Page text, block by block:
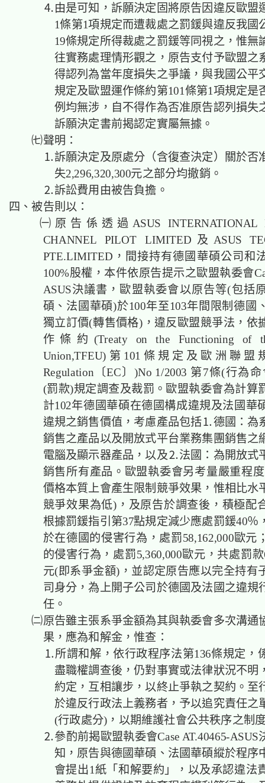
⒋由是可知，訴願決定固將原告因違反歐盟
1條第1項規定而遭裁處之罰鍰與違反我國
19條規定所得裁處之罰鍰等同視之，惟無
往實務處理情形觀之，原告支付予歐盟之
得認列為當年度損失之爭議，與我國公平
規定及歐盟運作條約第101條第1項規定是
例均無涉，自不得作為否准原告認列損失
訴願決定書前揭認定實屬無據。
㈦聲明：
⒈訴願決定及原處分（含復查決定）關於否
失2,296,320,300元之部分均撤銷。
⒉訴訟費用由被告負擔。
四、被告則以：
㈠原告係透過ASUS INTERNATIONAL
CHANNEL PILOT LIMITED及ASUS
PTE.LIMITED，間接持有德國華碩公司和
100%股權，本件依原告提示之歐盟執委會
ASUS決議書，歐盟執委會以原告等(包括
碩、法國華碩)於100年至103年間限制德國
獨立訂價(轉售價格)，違反歐盟競爭法，依
作條約(Treaty on the Functioning of
Union,TFEU)第101條規定及歐洲聯盟
Regulation〔EC〕)No 1/2003 第7條(行為
(罰款)規定調查及裁罰。歐盟執委會為計算
計102年德國華碩在德國構成違規及法國華
違規之銷售價值，考慮產品包括⒈德國：為
銷售之產品以及開放式平台業務集團銷售之
電腦及顯示器產品，以及⒉法國：為開放式
銷售所有產品。歐盟執委會另考量嚴重程
價格本質上會產生限制競爭效果，惟相比水
競爭效果為低)，及原告於調查後，積極配
根據罰鍰指引第37點規定減少應處罰鍰40％
於在德國的侵害行為，處罰58,162,000歐元
的侵害行為，處罰5,360,000歐元，共處罰款
元(即系爭金額)，並認定原告應以完全持有
司身分，為上開子公司於德國及法國之違規
任。
㈡原告雖主張系爭金額為其與執委會多次溝通
果，應為和解金，惟查：
⒈所謂和解，依行政程序法第136條規定，
盡職權調查後，仍對事實或法律狀況不明
約定，互相讓步，以終止爭執之契約。至
於違反行政法上義務者，予以追究責任之
(行政處分)，以期維護社會公共秩序之制
⒉參酌前揭歐盟執委會Case AT.40465-ASUS
知，原告與德國華碩、法國華碩縱於程序
會提出1紙「和解要約」，以及承認違法